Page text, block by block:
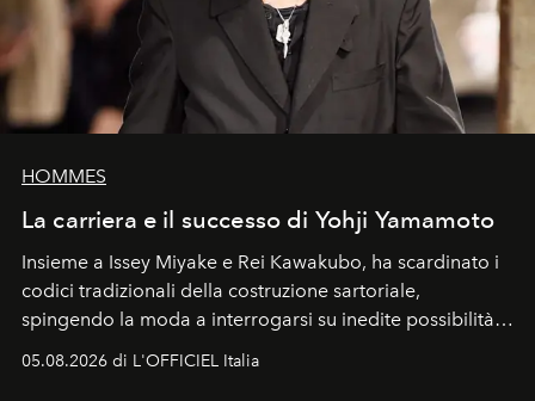
HOMMES
La carriera e il successo di Yohji Yamamoto
Insieme a Issey Miyake e Rei Kawakubo, ha scardinato i
codici tradizionali della costruzione sartoriale,
spingendo la moda a interrogarsi su inedite possibilità
formali e a ridefinire il concetto stesso di silhouette.
05.08.2026 di L'OFFICIEL Italia